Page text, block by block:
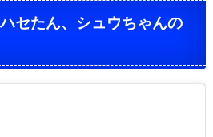
セたん、シュウちゃんの